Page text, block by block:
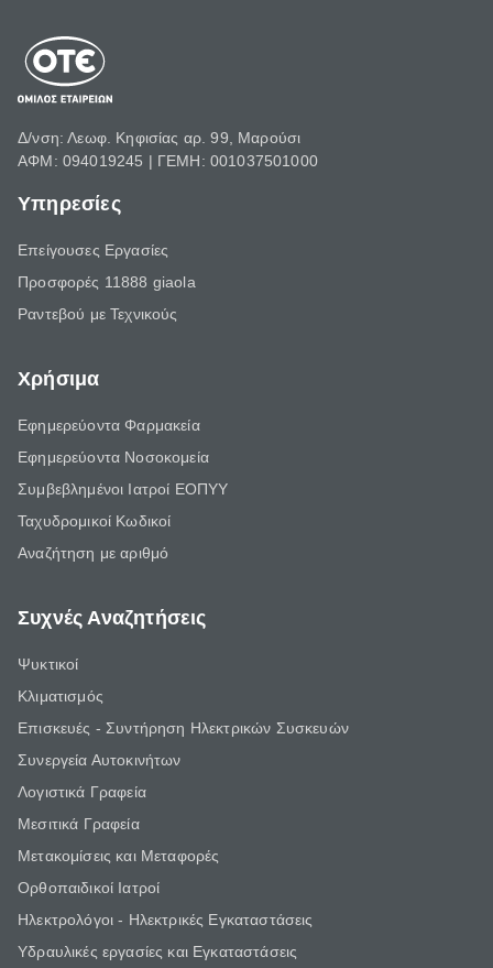
Δ/νση: Λεωφ. Κηφισίας αρ. 99, Μαρούσι
ΑΦΜ: 094019245 | ΓΕΜΗ: 001037501000
Υπηρεσίες
Επείγουσες Εργασίες
Προσφορές 11888 giaola
Ραντεβού με Τεχνικούς
Χρήσιμα
Εφημερεύοντα Φαρμακεία
Εφημερεύοντα Νοσοκομεία
Συμβεβλημένοι Ιατροί ΕΟΠΥΥ
Ταχυδρομικοί Κωδικοί
Αναζήτηση με αριθμό
Συχνές Αναζητήσεις
Ψυκτικοί
Κλιματισμός
Επισκευές - Συντήρηση Ηλεκτρικών Συσκευών
Συνεργεία Αυτοκινήτων
Λογιστικά Γραφεία
Μεσιτικά Γραφεία
Μετακομίσεις και Μεταφορές
Ορθοπαιδικοί Ιατροί
Ηλεκτρολόγοι - Ηλεκτρικές Εγκαταστάσεις
Υδραυλικές εργασίες και Εγκαταστάσεις